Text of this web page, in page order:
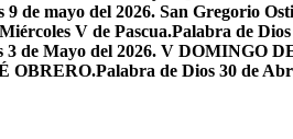
9 de mayo del 2026. San Gregorio
V de Pascua.Palabra de
3 de Mayo del 2026. V DOMINGO
OBRERO.Palabra de Dios 30 de